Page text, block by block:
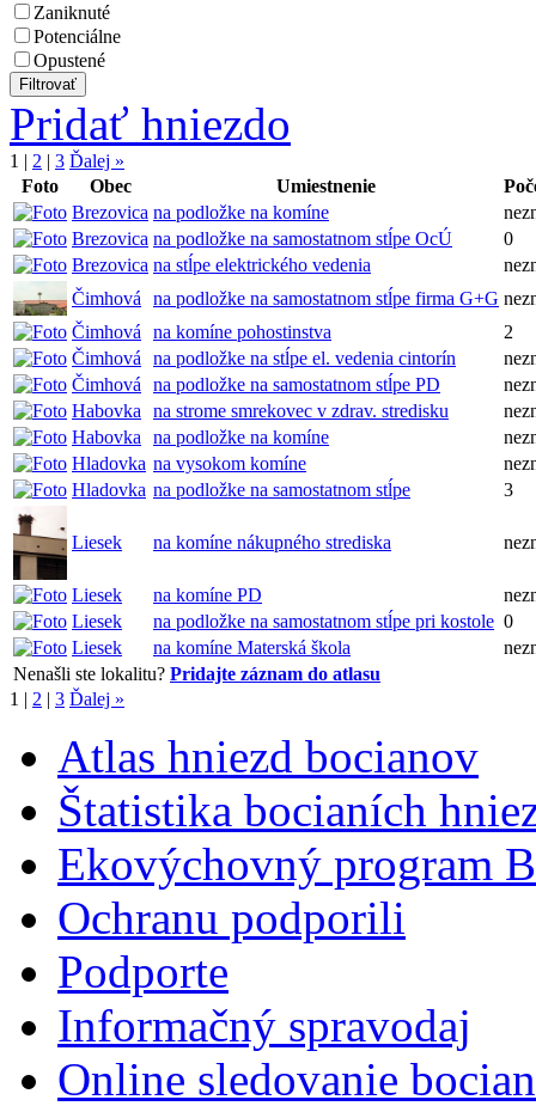
Zaniknuté
Potenciálne
Opustené
Pridať hniezdo
1 | 2 | 3 Ďalej »
Foto
Obec Umiestnenie
Brezovica na podložke na komíne
Brezovica na podložke na samostatnom stĺpe OcÚ
0
Brezovica na stĺpe elektrického vedenia
Čimhová
na podložke na samostatnom stĺpe firma G+G
Čimhová
na komíne pohostinstva
2
Čimhová
na podložke na stĺpe el. vedenia cintorín
Čimhová
na podložke na samostatnom stĺpe PD
Habovka
na strome smrekovec v zdrav. stredisku
Habovka
na podložke na komíne
Hladovka na vysokom komíne
Hladovka na podložke na samostatnom stĺpe 3
Liesek na komíne nákupného strediska
Liesek na komíne PD
Liesek
na podložke na samostatnom stĺpe pri kostole 0
Liesek
na komíne Materská škola
Nenašli ste lokalitu? Pridajte záznam do atlasu
1 | 2 | 3 Ďalej »
Atlas hniezd bocianov
Štatistika bocianích
Ekovýchovný program
Ochranu podporili
Podporte
Informačný spravodaj
Online sledovanie